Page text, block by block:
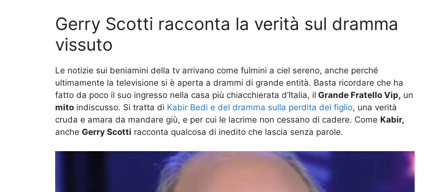
Gerry Scotti racconta la verità sul dramma
vissuto
Le notizie sui beniamini della tv arrivano come fulmini a ciel sereno, anche perché
ultimamente la televisione si è aperta a drammi di grande entità. Basta ricordare che ha
fatto da poco il suo ingresso nella casa più chiacchierata d’Italia, il Grande Fratello Vip, un
mito indiscusso. Si tratta di Kabir Bedi e del dramma sulla perdita del figlio, una verità
cruda e amara da mandare giù, e per cui le lacrime non cessano di cadere. Come Kabir,
anche Gerry Scotti racconta qualcosa di inedito che lascia senza parole.